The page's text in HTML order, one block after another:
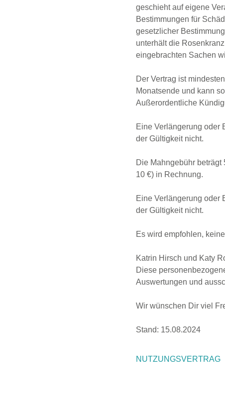
geschieht auf eigene
Bestimmungen für
gesetzlicher
unterhält die
eingebrachten Sachen
Der Vertrag ist
Monatsende und kann
Außerordentliche
Eine Verlängerung oder
der Gültigkeit nicht.
Die Mahngebühr
10 €) in Rechnung.
Eine Verlängerung oder
der Gültigkeit nicht.
Es wird empfohlen,
Katrin Hirsch und Katy
Diese
Auswertungen und
Wir wünschen Dir viel
Stand: 15.08.2024
NUTZUNGSVERTRAG